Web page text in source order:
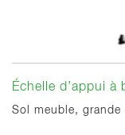
Échelle d’appui
Sol meuble,